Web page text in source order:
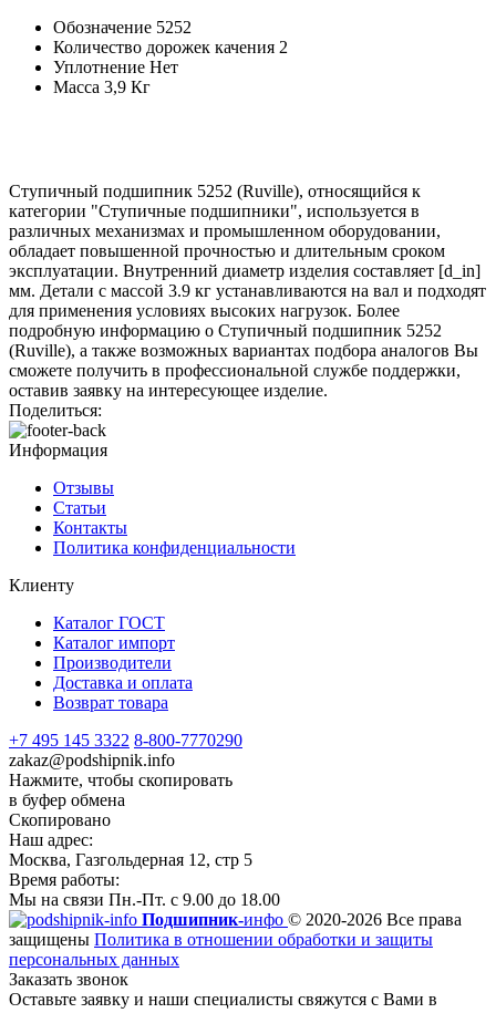
Обозначение 5252
Количество дорожек качения 2
Уплотнение Нет
Масса 3,9 Кг
Ступичный подшипник 5252 (Ruville), относящийся к
категории "Ступичные подшипники", используется в
различных механизмах и промышленном оборудовании,
обладает повышенной прочностью и длительным сроком
эксплуатации. Внутренний диаметр изделия составляет [d_in]
мм. Детали с массой 3.9 кг устанавливаются на вал и подходят
для применения условиях высоких нагрузок. Более
подробную информацию о Ступичный подшипник 5252
(Ruville), а также возможных вариантах подбора аналогов Вы
сможете получить в профессиональной службе поддержки,
оставив заявку на интересующее изделие.
Поделиться:
Информация
Отзывы
Статьи
Контакты
Политика конфиденциальности
Клиенту
Каталог ГОСТ
Каталог импорт
Производители
Доставка и оплата
Возврат товара
+7 495 145 3322 8-800-7770290
zakaz@podshipnik.info
Нажмите, чтобы скопировать
в буфер обмена
Скопировано
Наш адрес:
Москва, Газгольдерная 12, стр 5
Время работы:
Мы на связи Пн.-Пт. с 9.00 до 18.00
Подшипник-инфо © 2020-2026 Все права
защищены Политика в отношении обработки и защиты
персональных данных
Заказать звонок
Оставьте заявку и наши специалисты свяжутся с Вами в